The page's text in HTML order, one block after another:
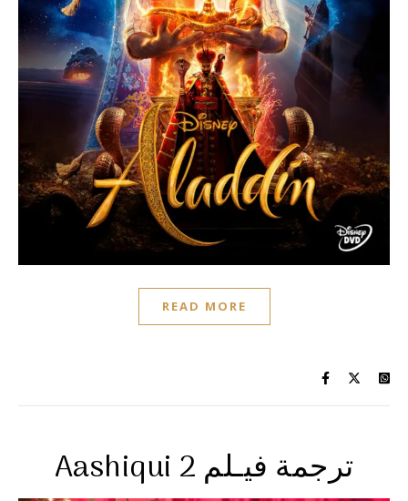
READ MORE
Aashiqui 2 ترجمة فيـلم